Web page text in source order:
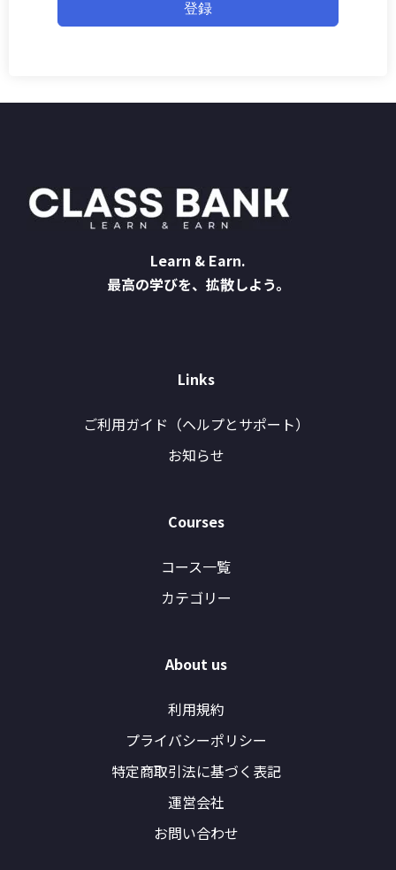
登録
Learn & Earn.
最高の学びを、拡散しよう。
Links
ご利用ガイド（ヘルプとサポート）
お知らせ
Courses
コース一覧
カテゴリー
About us
利用規約
プライバシーポリシー
特定商取引法に基づく表記
運営会社
お問い合わせ